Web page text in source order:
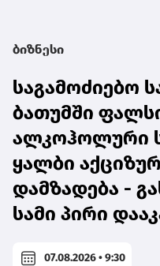
ბიზნესი
საგამოძიებო
ბათუმში
ალკოჰოლური
ყალბი
დამზადება -
სამი პირი
07.08.2026 • 9:30